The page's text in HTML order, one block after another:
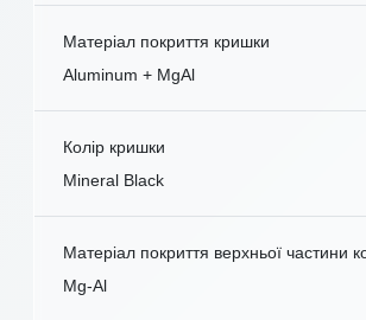
Матеріал покриття кришки
Aluminum + MgAl
Колір кришки
Mineral Black
Матеріал покриття верхньої частини
Mg-Al